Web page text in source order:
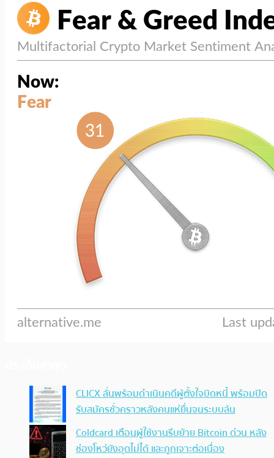
CLICX ลั่นพร้อมดำเนินคดีผู้ตั้งใจบิดหนี้ พร้อมปิด
รับสมัครชั่วคราวหลังคนแห่ยื่นจนระบบล้น
Coldcard เตือนผู้ใช้งานรีบย้าย Bitcoin ด่วน หลัง
ช่องโหว่ยังอุดไม่ได้ และถูกเจาะต่อเนื่อง